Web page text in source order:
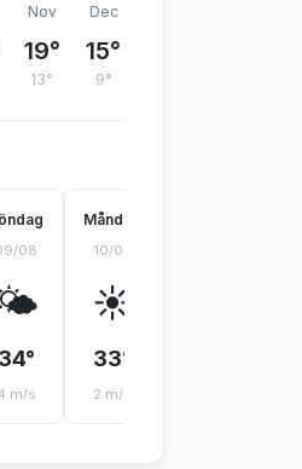
Nov
19°
13°
Dec
15°
9°
08
34°
m/s
Måndag
10/08
☀️
33°
2 m/s